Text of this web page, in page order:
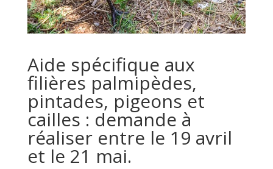
Aide spécifique aux
filières palmipèdes,
pintades, pigeons et
cailles : demande à
réaliser entre le 19 avril
et le 21 mai.